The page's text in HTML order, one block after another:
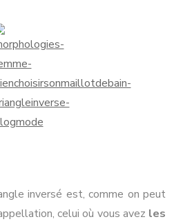
inversé est, comme on peut
celui où vous avez les